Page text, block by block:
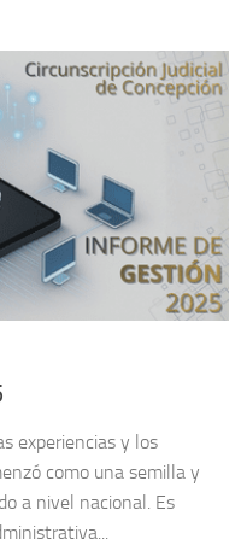
experiencias y los
como una semilla y
a nivel nacional. Es